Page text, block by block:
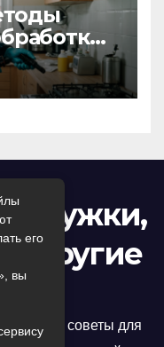
подход
и
кружки,
другие
статьи и советы для
его
вы